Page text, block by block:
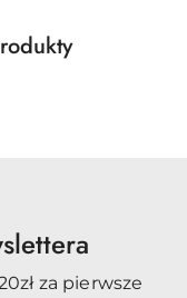
za pierwsze